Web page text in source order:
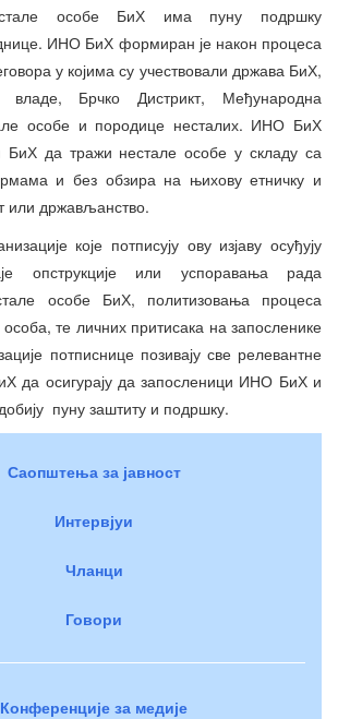
особе БиХ има пуну подршку
ИНО БиХ формиран је након процеса
у којима су учествовали држава БиХ,
владе, Брчко Дистрикт, Међународна
особе и породице несталих. ИНО БиХ
БиХ да тражи нестале особе у складу са
и без обзира на њихову етничку и
или држављанство.
које потписују ову изјаву осуђују
опструкције или успоравања рада
особе БиХ, политизовања процеса
те личних притисака на запосленике
потписнице позивају све релевантне
да осигурају да запосленици ИНО БиХ и
пуну заштиту и подршку.
Саопштења за јавност
Интервјуи
Чланци
Говори
Конференције за медије